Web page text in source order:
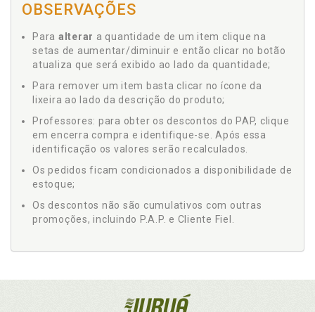
OBSERVAÇÕES
Para alterar a quantidade de um item clique na
setas de aumentar/diminuir e então clicar no botão
atualiza que será exibido ao lado da quantidade;
Para remover um item basta clicar no ícone da
lixeira ao lado da descrição do produto;
Professores: para obter os descontos do PAP, clique
em encerra compra e identifique-se. Após essa
identificação os valores serão recalculados.
Os pedidos ficam condicionados a disponibilidade de
estoque;
Os descontos não são cumulativos com outras
promoções, incluindo P.A.P. e Cliente Fiel.